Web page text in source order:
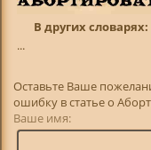
В других словарях:
...
Оставьте Ваше
ошибку в статье о
Ваше имя: